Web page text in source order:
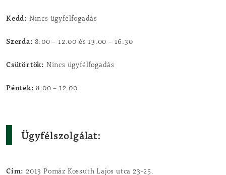
Kedd: Nincs ügyfélfogadás
Szerda: 8.00 – 12.00 és 13.00 – 16.30
Csütörtök: Nincs ügyfélfogadás
Péntek:8.00 – 12.00
Ügyfélszolgálat:
Cím: 2013 Pomáz Kossuth Lajos utca 23-25.